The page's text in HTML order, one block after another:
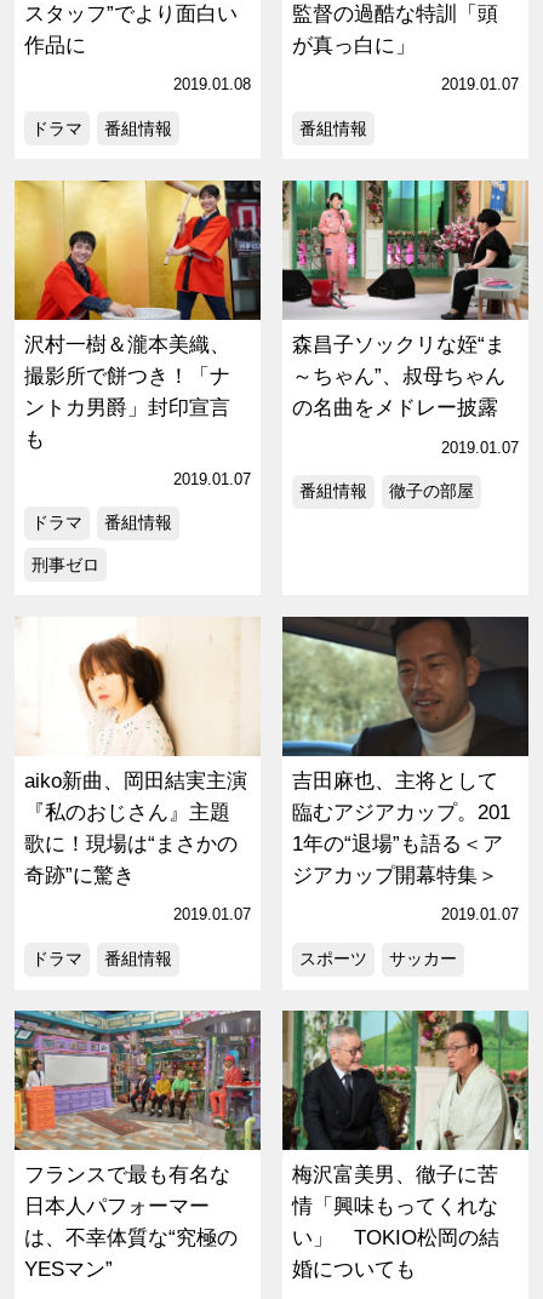
スタッフ”でより面白い
作品に
2019.01.08
ドラマ 番組情報
監督の過酷な特訓「頭
が真っ白に」
2019.01.07
番組情報
沢村一樹＆瀧本美織、
撮影所で餅つき！「ナ
ントカ男爵」封印宣言
も
2019.01.07
ドラマ 番組情報
刑事ゼロ
森昌子ソックリな姪“ま
～ちゃん”、叔母ちゃん
の名曲をメドレー披露
2019.01.07
番組情報 徹子の部屋
aiko新曲、岡田結実主演
『私のおじさん』主題
歌に！現場は“まさかの
奇跡”に驚き
2019.01.07
ドラマ 番組情報
吉田麻也、主将として
臨むアジアカップ。201
1年の“退場”も語る＜ア
ジアカップ開幕特集＞
2019.01.07
スポーツ サッカー
フランスで最も有名な
日本人パフォーマー
は、不幸体質な“究極の
YESマン”
梅沢富美男、徹子に苦
情「興味もってくれな
い」 TOKIO松岡の結
婚についても